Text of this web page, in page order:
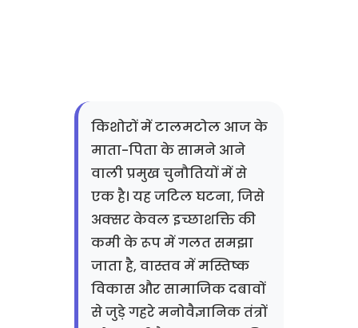
किशोरों में टालमटोल आज के
माता-पिता के सामने आने
वाली प्रमुख चुनौतियों में से
एक है। यह जटिल घटना, जिसे
अक्सर केवल इच्छाशक्ति की
कमी के रूप में गलत समझा
जाता है, वास्तव में मस्तिष्क
विकास और सामाजिक दबावों
से जुड़े गहरे मनोवैज्ञानिक तंत्रों